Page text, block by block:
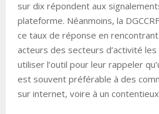
sur dix répondent aux
plateforme. Néanmoins, la
ce taux de réponse en
acteurs des secteurs d’activité
utiliser l’outil pour leur rappeler
est souvent préférable à des
sur internet, voire à un